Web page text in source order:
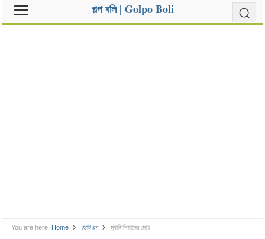
গল্প বলি | Golpo Boli
You are here: Home ছোট গল্প ম‍্যাজিশিয়ানের মেয়ে